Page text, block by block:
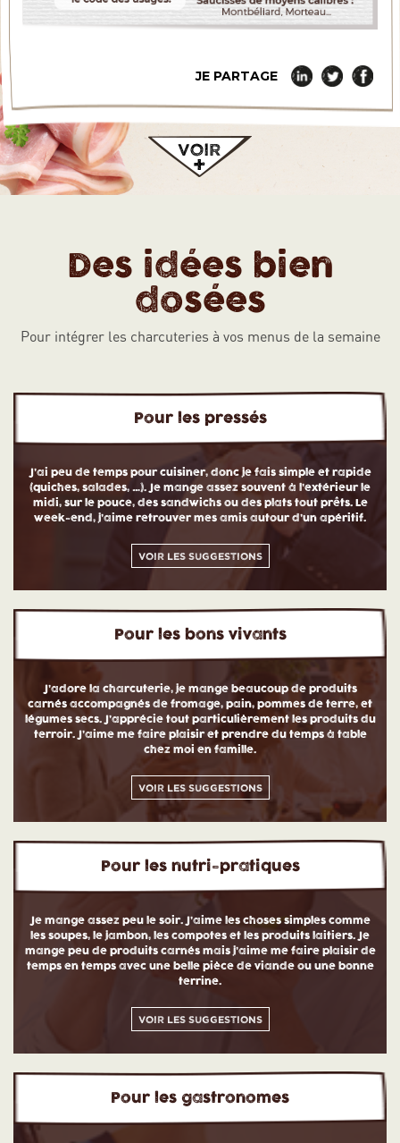
JE PARTAGE
Des idées bien
dosées
Pour intégrer les charcuteries à vos menus de la semaine
Pour les pressés
J’ai peu de temps pour cuisiner, donc je fais simple et rapide
(quiches, salades, …). Je mange assez souvent à l’extérieur le
midi, sur le pouce, des sandwichs ou des plats tout prêts. Le
week-end, j’aime retrouver mes amis autour d’un apéritif.
Voir les suggestions
Pour les bons vivants
J’adore la charcuterie, je mange beaucoup de produits
carnés accompagnés de fromage, pain, pommes de terre, et
légumes secs. J’apprécie tout particulièrement les produits du
terroir. J’aime me faire plaisir et prendre du temps à table
chez moi en famille.
Voir les suggestions
Pour les nutri-pratiques
Je mange assez peu le soir. J’aime les choses simples comme
les soupes, le jambon, les compotes et les produits laitiers. Je
mange peu de produits carnés mais j’aime me faire plaisir de
temps en temps avec une belle pièce de viande ou une bonne
terrine.
Voir les suggestions
Pour les gastronomes